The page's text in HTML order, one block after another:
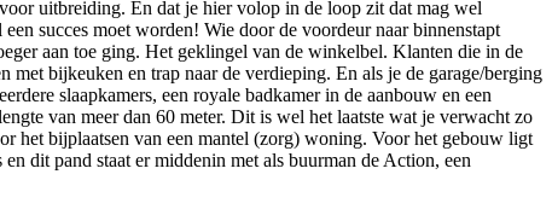
uitbreiding. En dat je hier volop in de loop zit dat mag wel
succes moet worden! Wie door de voordeur naar binnenstapt
aan toe ging. Het geklingel van de winkelbel. Klanten die in de
bijkeuken en trap naar de verdieping. En als je de garage/berging
slaapkamers, een royale badkamer in de aanbouw en een
van meer dan 60 meter. Dit is wel het laatste wat je verwacht zo
het bijplaatsen van een mantel (zorg) woning. Voor het gebouw ligt
dit pand staat er middenin met als buurman de Action, een